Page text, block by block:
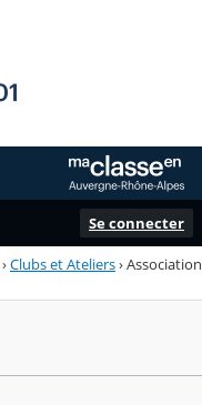
Se connecter
›Clubs et Ateliers›Association